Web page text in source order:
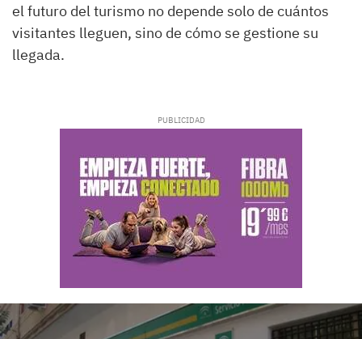
el futuro del turismo no depende solo de cuántos
visitantes lleguen, sino de cómo se gestione su
llegada.